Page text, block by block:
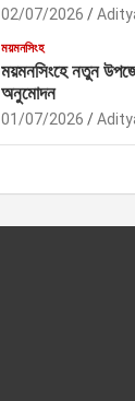
02/07/2026
ময়মনসিংহ
ময়মনসিংহে নতুন
অনুমোদন
01/07/2026